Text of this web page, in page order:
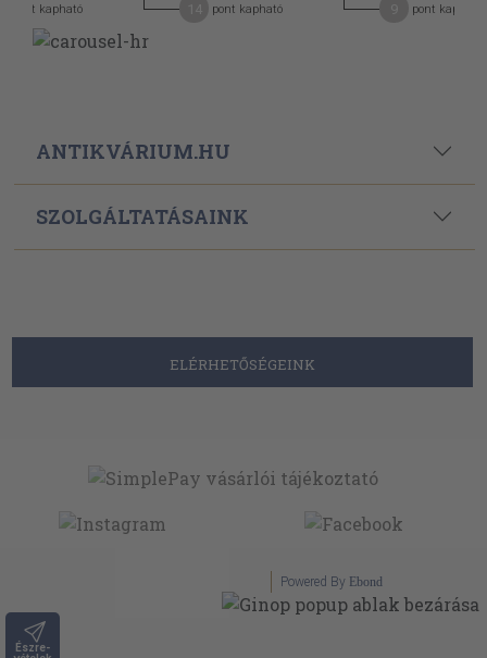
Észre-
pont kapható pont kapható pont kapható
ANTIKVÁRIUM.HU
SZOLGÁLTATÁSAINK
ELÉRHETŐSÉGEINK
Powered By Ebond